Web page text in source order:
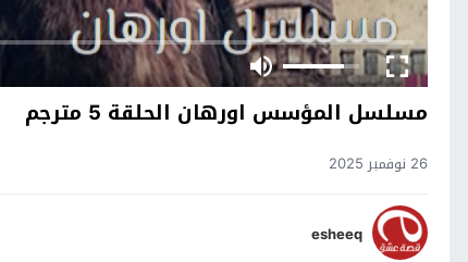
مسلسل المؤسس اورهان الحلقة 5 مترجم
26 نوفمبر 2025
esheeq